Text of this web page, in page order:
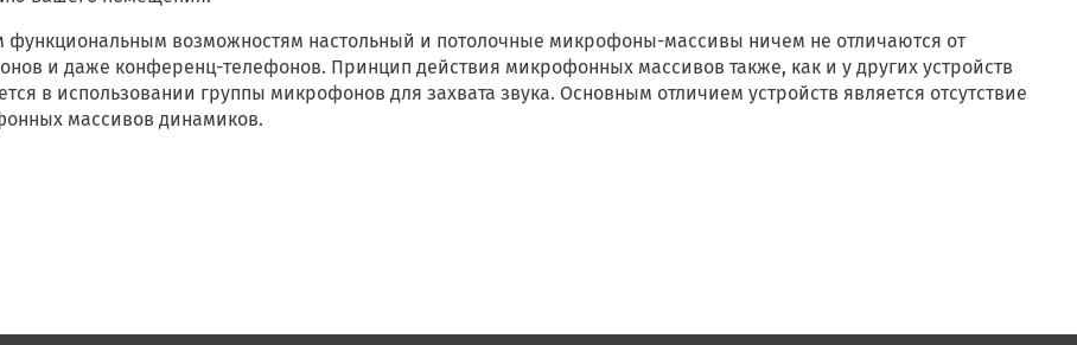
функциональным возможностям настольный и потолочные микрофоны-массивы ничем не отличаются от
и даже конференц-телефонов. Принцип действия микрофонных массивов также, как и у других устройств
в использовании группы микрофонов для захвата звука. Основным отличием устройств является отсутствие
массивов динамиков.